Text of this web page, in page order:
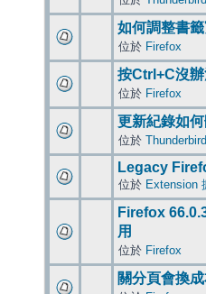
如何調整書
位於 Firefox
按Ctrl+C沒
位於 Firefox
更新紀錄如何
位於 Thunderbird
Legacy
位於 Extension
Firefox
用
位於 Firefox
關分頁會換